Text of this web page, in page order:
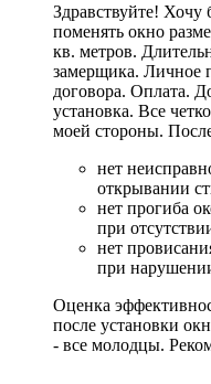
Здравствуйте! Хочу
поменять окно
кв. метров.
замерщика. Личное
договора. Оплата.
установка. Все
моей стороны.
нет
открывании
нет прогиба
при
нет
при
Оценка
после установки
- все молодцы.